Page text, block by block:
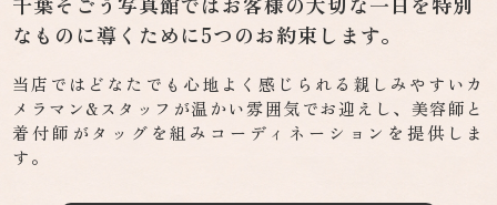
なものに導くために5つのお約束します。
当店ではどなたでも心地よく感じられる親しみやすいカ
メラマン&スタッフが温かい雰囲気でお迎えし、美容師と
着付師がタッグを組みコーディネーションを提供しま
す。